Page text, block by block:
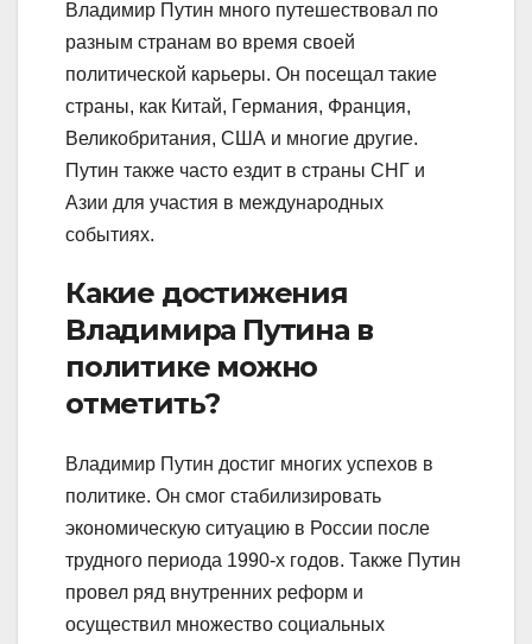
Владимир Путин много путешествовал по
разным странам во время своей
политической карьеры. Он посещал такие
страны, как Китай, Германия, Франция,
Великобритания, США и многие другие.
Путин также часто ездит в страны СНГ и
Азии для участия в международных
событиях.
Какие достижения
Владимира Путина в
политике можно
отметить?
Владимир Путин достиг многих успехов в
политике. Он смог стабилизировать
экономическую ситуацию в России после
трудного периода 1990-х годов. Также Путин
провел ряд внутренних реформ и
осуществил множество социальных